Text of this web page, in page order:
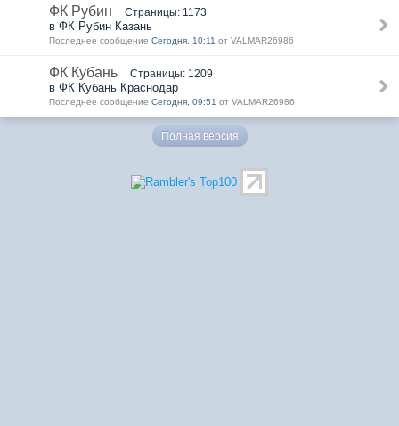
ФК Рубин Страницы: 1173
в ФК Рубин Казань
Последнее сообщение Сегодня, 10:11 от VALMAR26986
ФК Кубань Страницы: 1209
в ФК Кубань Краснодар
Последнее сообщение Сегодня, 09:51 от VALMAR26986
Полная версия